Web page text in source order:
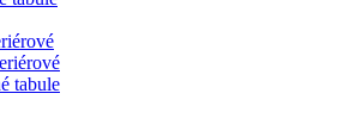
tabule